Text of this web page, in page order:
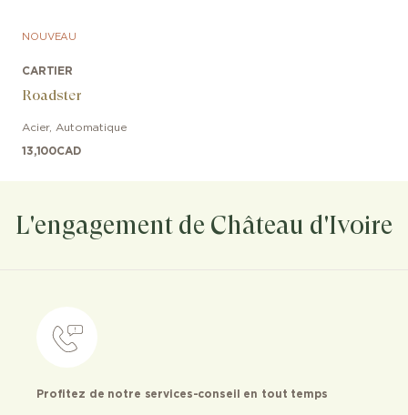
NOUVEAU
CARTIER
Roadster
Acier, Automatique
13,100CAD
L'engagement de Château d'Ivoire
Profitez de notre services-conseil en tout temps